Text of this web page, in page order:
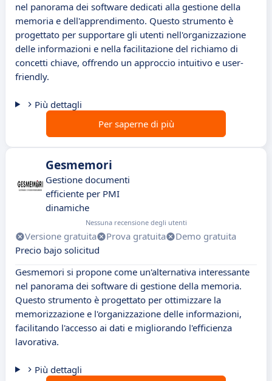
nel panorama dei software dedicati alla gestione della
memoria e dell'apprendimento. Questo strumento è
progettato per supportare gli utenti nell'organizzazione
delle informazioni e nella facilitazione del richiamo di
concetti chiave, offrendo un approccio intuitivo e user-
friendly.
Più dettagli
Per saperne di più
Gesmemori
Gestione documenti
efficiente per PMI
dinamiche
Nessuna recensione degli utenti
Versione gratuita Prova gratuita
Demo gratuita
Precio bajo solicitud
Gesmemori si propone come un'alternativa interessante
nel panorama dei software di gestione della memoria.
Questo strumento è progettato per ottimizzare la
memorizzazione e l'organizzazione delle informazioni,
facilitando l'accesso ai dati e migliorando l'efficienza
lavorativa.
Più dettagli